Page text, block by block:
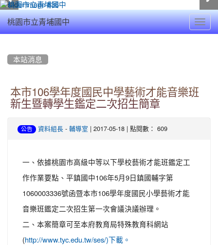
桃園市立青埔國中
本站消息
本市106學年度國民中學藝術才能音樂班
新生暨轉學生鑑定二次招生簡章
公告 資料組長 - 輔導室 | 2017-05-18 | 點閱數： 609
一、依據桃園市高級中等以下學校藝術才能班鑑定工
作作業要點、平鎮國中106年5月9日鎮國輔字第
1060003336號函暨本市106學年度國民小學藝術才能
音樂班鑑定二次招生第一次會議決議辦理。
二、本案簡章可至本府教育局特殊教育科網站
( http://www.tyc.edu.tw/ses/)下載。